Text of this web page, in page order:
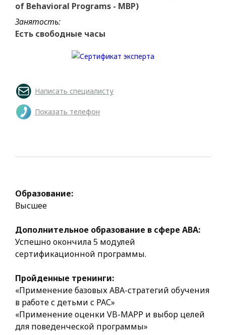
of Behavioral Programs - MBP)
Занятость:
Есть свободные часы
Написать специалисту
Показать телефон
Образование:
Высшее
Дополнительное образование в сфере АВА:
Успешно окончила 5 модулей
сертификационной программы.
Пройденные тренинги:
«Применение базовых АВА-стратегий обучения
в работе с детьми с РАС»
«Применение оценки VB-MAPP и выбор целей
для поведенческой программы»